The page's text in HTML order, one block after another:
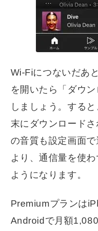
Wi-Fiにつないだあ
を開いたら「ダウ
しましょう。する
末にダウンロード
の音質も設定画面
より、通信量を使
ようになります。
Premiumプランは
Androidで月額